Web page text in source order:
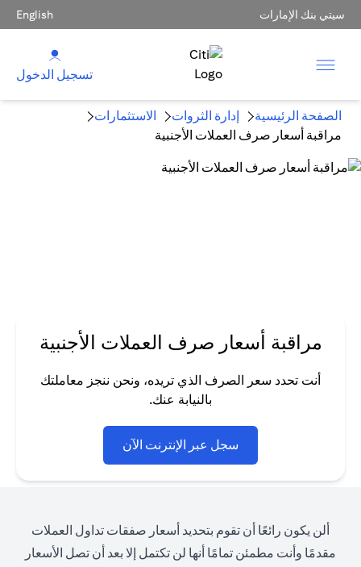
سيتي بنك الإمارات English
تسجيل الدخول
الصفحة الرئيسية إدارة الثروات
الاستثمارات
مراقبة أسعار صرف العملات الأجنبية
مراقبة أسعار صرف العملات الأجنبية
أنت تحدد سعر الصرف الذي تريده، ونحن ننجز معاملتك
بالنيابة عنك.
سجل عبر الإنترنت الآن
ألن يكون رائعًا أن تقوم بتحديد أسعار صفقات تداول العملات
مقدمًا وأنت مطمئن تمامًا أنها لن تكتمل إلا بعد أن تصل الأسعار